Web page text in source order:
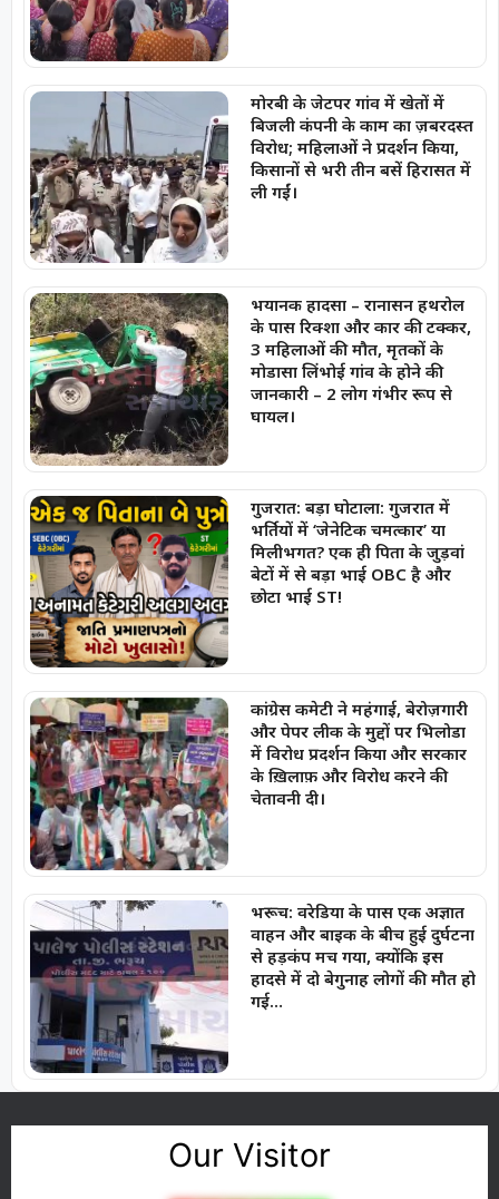
मोरबी के जेटपर गांव में खेतों में
बिजली कंपनी के काम का ज़बरदस्त
विरोध; महिलाओं ने प्रदर्शन किया,
किसानों से भरी तीन बसें हिरासत में
ली गईं।
भयानक हादसा – रानासन हथरोल
के पास रिक्शा और कार की टक्कर,
3 महिलाओं की मौत, मृतकों के
मोडासा लिंभोई गांव के होने की
जानकारी – 2 लोग गंभीर रूप से
घायल।
गुजरात: बड़ा घोटाला: गुजरात में
भर्तियों में ‘जेनेटिक चमत्कार’ या
मिलीभगत? एक ही पिता के जुड़वां
बेटों में से बड़ा भाई OBC है और
छोटा भाई ST!
कांग्रेस कमेटी ने महंगाई, बेरोज़गारी
और पेपर लीक के मुद्दों पर भिलोडा
में विरोध प्रदर्शन किया और सरकार
के ख़िलाफ़ और विरोध करने की
चेतावनी दी।
भरूच: वरेडिया के पास एक अज्ञात
वाहन और बाइक के बीच हुई दुर्घटना
से हड़कंप मच गया, क्योंकि इस
हादसे में दो बेगुनाह लोगों की मौत हो
गई…
Our Visitor